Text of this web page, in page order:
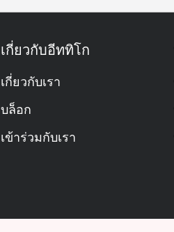
เกี่ยวกับอีททิโก
เกี่ยวกับเรา
บล็อก
เข้าร่วมกับเรา